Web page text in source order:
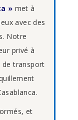
» met à
avec des
Notre
privé à
de transport
et